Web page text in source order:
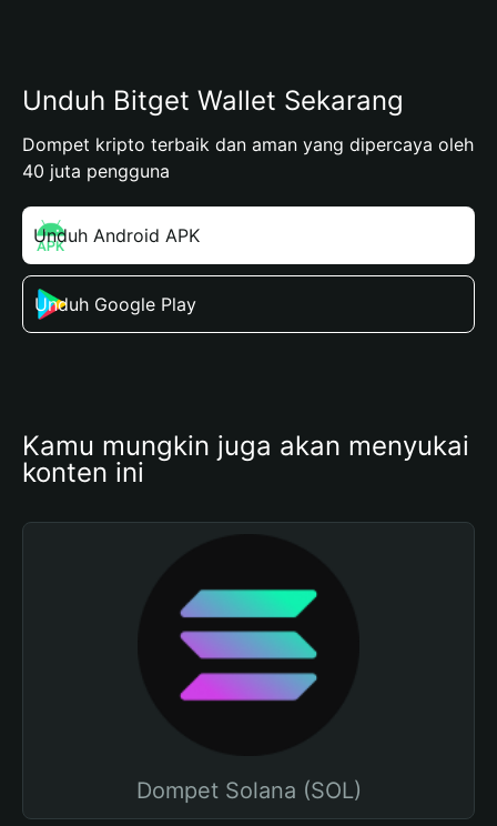
Unduh Bitget Wallet Sekarang
Dompet kripto terbaik dan aman yang dipercaya oleh
40 juta pengguna
Unduh Android APK
Unduh Google Play
Kamu mungkin juga akan menyukai
konten ini
Dompet Solana (SOL)